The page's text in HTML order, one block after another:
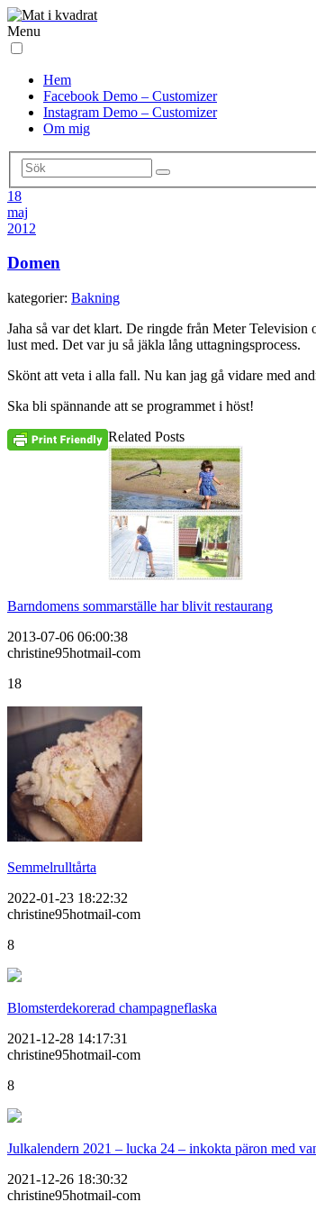
Menu
Hem
Facebook Demo – Customizer
Instagram Demo – Customizer
Om mig
18
maj
2012
Domen
kategorier: Bakning
Jaha så var det klart. De ringde från Meter
lust med. Det var ju så jäkla lång uttagningsprocess.
Skönt att veta i alla fall. Nu kan jag gå vidare med
Ska bli spännande att se programmet i höst!
Related Posts
Barndomens sommarställe har blivit restaurang
2013-07-06 06:00:38
christine95hotmail-com
18
Semmelrulltårta
2022-01-23 18:22:32
christine95hotmail-com
8
Blomsterdekorerad champagneflaska
2021-12-28 14:17:31
christine95hotmail-com
8
Julkalendern 2021 – lucka 24 – inkokta päron med
2021-12-26 18:30:32
christine95hotmail-com